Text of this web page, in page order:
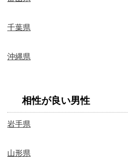
千葉県
沖縄県
相性が良い男性
岩手県
山形県